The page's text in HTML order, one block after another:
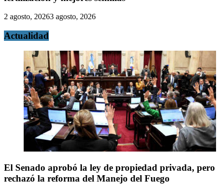
2 agosto, 20263 agosto, 2026
Actualidad
El Senado aprobó la ley de propiedad privada, pero
rechazó la reforma del Manejo del Fuego